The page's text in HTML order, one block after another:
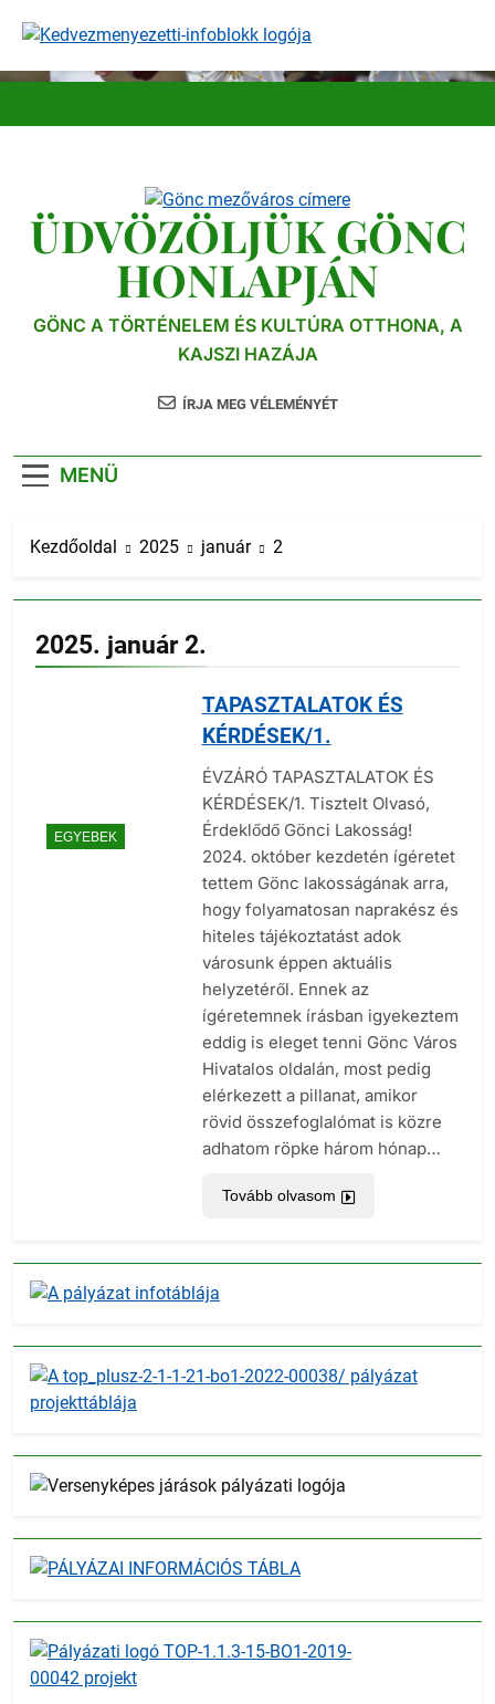
ÜDVÖZÖLJÜK GÖNC
HONLAPJÁN
GÖNC A TÖRTÉNELEM ÉS KULTÚRA OTTHONA, A
KAJSZI HAZÁJA
ÍRJA MEG VÉLEMÉNYÉT
MENÜ
Kezdőoldal 2025 január 2
2025. január 2.
EGYEBEK
TAPASZTALATOK ÉS
KÉRDÉSEK/1.
ÉVZÁRÓ TAPASZTALATOK ÉS
KÉRDÉSEK/1. Tisztelt Olvasó,
Érdeklődő Gönci Lakosság!
2024. október kezdetén ígéretet
tettem Gönc lakosságának arra,
hogy folyamatosan naprakész és
hiteles tájékoztatást adok
városunk éppen aktuális
helyzetéről. Ennek az
ígéretemnek írásban igyekeztem
eddig is eleget tenni Gönc Város
Hivatalos oldalán, most pedig
elérkezett a pillanat, amikor
rövid összefoglalómat is közre
adhatom röpke három hónap…
Tovább olvasom